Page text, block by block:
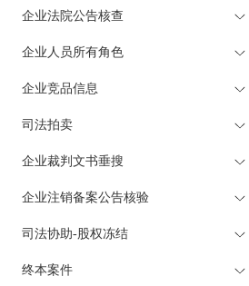
企业法院公告核查
企业人员所有角色
企业竞品信息
司法拍卖
企业裁判文书垂搜
企业注销备案公告核验
司法协助-股权冻结
终本案件